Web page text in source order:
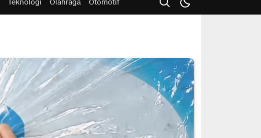
Teknologi Olahraga Otomotif